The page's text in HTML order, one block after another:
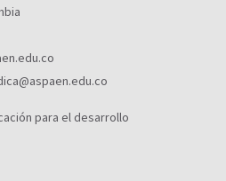
para el desarrollo